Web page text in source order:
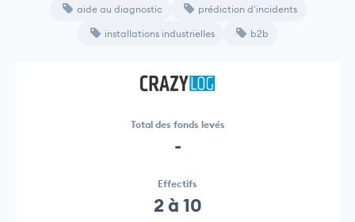
aide au diagnostic prédiction d'incidents
installations industrielles b2b
Total des fonds levés
-
Effectifs
2 à 10